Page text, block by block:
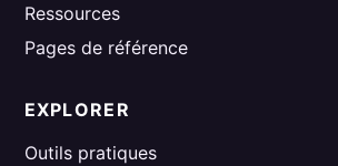
Ressources
Pages de référence
EXPLORER
Outils pratiques